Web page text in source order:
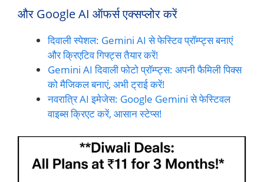
और Google AI ऑफर्स एक्सप्लोर करें
दिवाली स्पेशल: Gemini AI से फेस्टिव प्रॉम्प्ट्स बनाएं
और क्रिएटिव गिफ्ट्स तैयार करें!
Gemini AI दिवाली फोटो प्रॉम्प्ट्स: अपनी फैमिली पिक्स
को मैजिकल बनाएं, अभी ट्राई करें!
नवरात्रि AI इमेजेस: Google Gemini से फेस्टिवल
वाइब्स क्रिएट करें, आसान स्टेप्स!